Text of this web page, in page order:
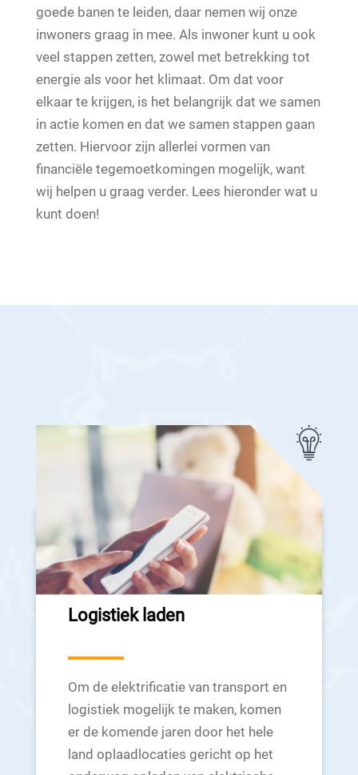
goede banen te leiden, daar nemen wij onze
inwoners graag in mee. Als inwoner kunt u ook
veel stappen zetten, zowel met betrekking tot
energie als voor het klimaat. Om dat voor
elkaar te krijgen, is het belangrijk dat we samen
in actie komen en dat we samen stappen gaan
zetten. Hiervoor zijn allerlei vormen van
financiële tegemoetkomingen mogelijk, want
wij helpen u graag verder. Lees hieronder wat u
kunt doen!
Logistiek laden
Om de elektrificatie van transport en
logistiek mogelijk te maken, komen
er de komende jaren door het hele
land oplaadlocaties gericht op het